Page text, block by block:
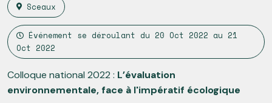
Sceaux
Événement se déroulant du 20 Oct 2022 au 21
Oct 2022
Colloque national 2022 : L’évaluation
environnementale, face à l'impératif écologique